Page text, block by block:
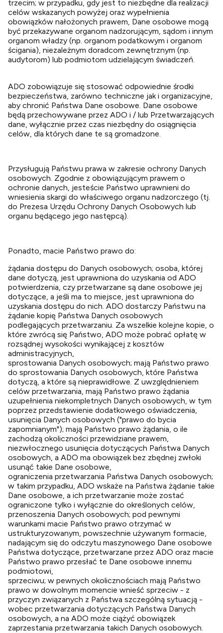
trzecim; w przypadku, gdy jest to niezbędne dla realizacji
celów wskazanych powyżej oraz wypełnienia
obowiązków nałożonych prawem, Dane osobowe mogą
być przekazywane organom nadzorującym, sądom i innym
organom władzy (np. organom podatkowym i organom
ścigania), niezależnym doradcom zewnętrznym (np.
audytorom) lub podmiotom udzielającym świadczeń.
ADO zobowiązuje się stosować odpowiednie środki
bezpieczeństwa, zarówno techniczne jak i organizacyjne,
aby chronić Państwa Dane osobowe. Dane osobowe
będą przechowywane przez ADO i / lub Przetwarzających
dane, wyłącznie przez czas niezbędny do osiągnięcia
celów, dla których dane te są gromadzone.
Przysługują Państwu prawa w zakresie ochrony Danych
osobowych. Zgodnie z obowiązującym prawem o
ochronie danych, jesteście Państwo uprawnieni do
wniesienia skargi do właściwego organu nadzorczego (tj.
do Prezesa Urzędu Ochrony Danych Osobowych lub
organu będącego jego następcą).
Ponadto, macie Państwo prawo do:
żądania dostępu do Danych osobowych; osoba, której
dane dotyczą, jest uprawniona do uzyskania od ADO
potwierdzenia, czy przetwarzane są dane osobowe jej
dotyczące, a jeśli ma to miejsce, jest uprawniona do
uzyskania dostępu do nich. ADO dostarczy Państwu na
żądanie kopię Państwa Danych osobowych
podlegających przetwarzaniu. Za wszelkie kolejne kopie, o
które zwrócą się Państwo, ADO może pobrać opłatę w
rozsądnej wysokości wynikającej z kosztów
administracyjnych,
sprostowania Danych osobowych; mają Państwo prawo
do sprostowania Danych osobowych, które Państwa
dotyczą, a które są nieprawidłowe. Z uwzględnieniem
celów przetwarzania, mają Państwo prawo żądania
uzupełnienia niekompletnych Danych osobowych, w tym
poprzez przedstawienie dodatkowego oświadczenia,
usunięcia Danych osobowych ("prawo do bycia
zapomnianym"); mają Państwo prawo żądania, o ile
zachodzą okoliczności przewidziane prawem,
niezwłocznego usunięcia dotyczących Państwa Danych
osobowych, a ADO ma obowiązek bez zbędnej zwłoki
usunąć takie Dane osobowe,
ograniczenia przetwarzania Państwa Danych osobowych;
w takim przypadku, ADO wskaże na Państwa żądanie takie
Dane osobowe, a ich przetwarzanie może zostać
ograniczone tylko i wyłącznie do określonych celów,
przenoszenia Danych osobowych; pod pewnymi
warunkami macie Państwo prawo otrzymać w
ustrukturyzowanym, powszechnie używanym formacie,
nadającym się do odczytu maszynowego Dane osobowe
Państwa dotyczące, przetwarzane przez ADO oraz macie
Państwo prawo przesłać te Dane osobowe innemu
podmiotowi,
sprzeciwu; w pewnych okolicznościach mają Państwo
prawo w dowolnym momencie wnieść sprzeciw - z
przyczyn związanych z Państwa szczególną sytuacją -
wobec przetwarzania dotyczących Państwa Danych
osobowych, a na ADO może ciążyć obowiązek
zaprzestania przetwarzania takich Danych osobowych.